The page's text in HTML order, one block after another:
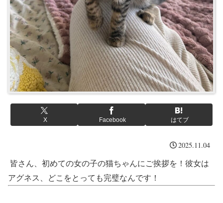
X Facebook はてブ
2025.11.04
皆さん、初めての女の子の猫ちゃんにご挨拶を！彼女は
アグネス、どこをとっても完璧なんです！